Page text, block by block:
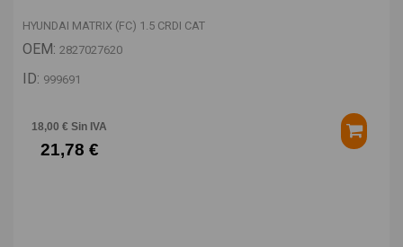
HYUNDAI MATRIX (FC) 1.5 CRDI CAT
OEM: 2827027620
ID: 999691
18,00 € Sin IVA
21,78 €